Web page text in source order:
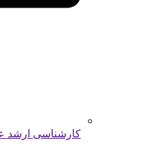
کارشناسی ارشد